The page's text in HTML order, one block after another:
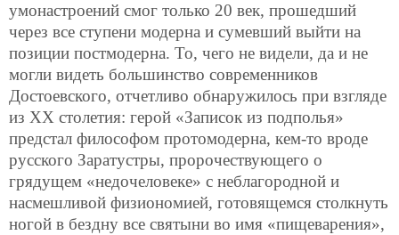
умонастроений смог только 20 век, прошедший
через все ступени модерна и сумевший выйти на
позиции постмодерна. То, чего не видели, да и не
могли видеть большинство современников
Достоевского, отчетливо обнаружилось при взгляде
из ХХ столетия: герой «Записок из подполья»
предстал философом протомодерна, кем-то вроде
русского Заратустры, пророчествующего о
грядущем «недочеловеке» с неблагородной и
насмешливой физиономией, готовящемся столкнуть
ногой в бездну все святыни во имя «пищеварения»,